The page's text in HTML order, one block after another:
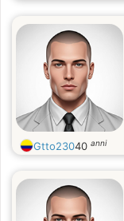
Gtto23040 anni